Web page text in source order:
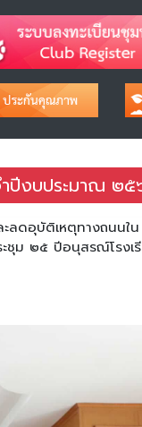
ำปีงบประมาณ ๒
ลดอุบัติเหตุทางถนนใน
ชุม ๒๕ ปีอนุสรณ์โรงเ